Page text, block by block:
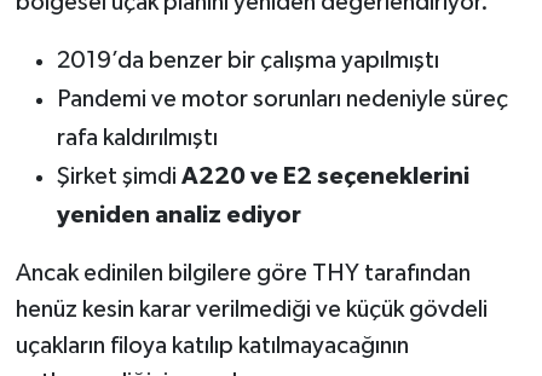
2019’da benzer bir çalışma yapılmıştı
Pandemi ve motor sorunları nedeniyle süreç
rafa kaldırılmıştı
Şirket şimdi A220 ve E2 seçeneklerini
yeniden analiz ediyor
Ancak edinilen bilgilere göre THY tarafından
henüz kesin karar verilmediği ve küçük gövdeli
uçakların filoya katılıp katılmayacağının